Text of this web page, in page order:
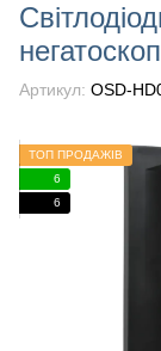
Артикул: OSD-
ТОП ПРОДАЖІВ
6
6